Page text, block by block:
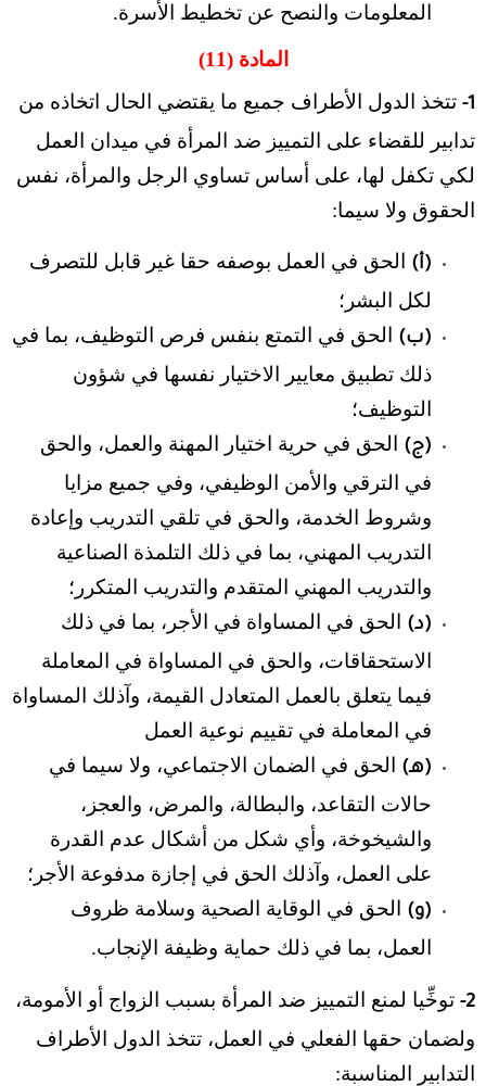
المعلومات والنصح عن تخطيط الأسرة.
المادة (11)
1- تتخذ الدول الأطراف جميع ما يقتضي الحال اتخاذه من
تدابير للقضاء على التمييز ضد المرأة في ميدان العمل
لكي تكفل لها، على أساس تساوي الرجل والمرأة، نفس
الحقوق ولا سيما:
(أ)
الحق في العمل بوصفه حقا غير قابل للتصرف
لكل البشر؛
(ب)
الحق في التمتع بنفس فرص التوظيف، بما في
ذلك تطبيق معايير الاختيار نفسها في شؤون
التوظيف؛
(ج)
الحق في حرية اختيار المهنة والعمل، والحق
في الترقي والأمن الوظيفي، وفي جميع مزايا
وشروط الخدمة، والحق في تلقي التدريب وإعادة
التدريب المهني، بما في ذلك التلمذة الصناعية
والتدريب المهني المتقدم والتدريب المتكرر؛
(د)
الحق في المساواة في الأجر، بما في ذلك
الاستحقاقات، والحق في المساواة في المعاملة
فيما يتعلق بالعمل المتعادل القيمة، وآذلك المساواة
في المعاملة في تقييم نوعية العمل
(هـ)
الحق في الضمان الاجتماعي، ولا سيما في
حالات التقاعد، والبطالة، والمرض، والعجز،
والشيخوخة، وأي شكل من أشكال عدم القدرة
على العمل، وآذلك الحق في إجازة مدفوعة الأجر؛
(و)
الحق في الوقاية الصحية وسلامة ظروف
العمل، بما في ذلك حماية وظيفة الإنجاب.
2- توخِّيا لمنع التمييز ضد المرأة بسبب الزواج أو الأمومة،
ولضمان حقها الفعلي في العمل، تتخذ الدول الأطراف
التدابير المناسبة: